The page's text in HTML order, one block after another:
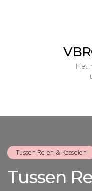
Het
Tussen Reien & Kasseien
Tussen